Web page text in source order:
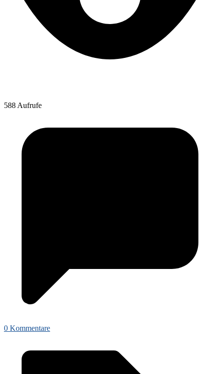
588 Aufrufe
0 Kommentare